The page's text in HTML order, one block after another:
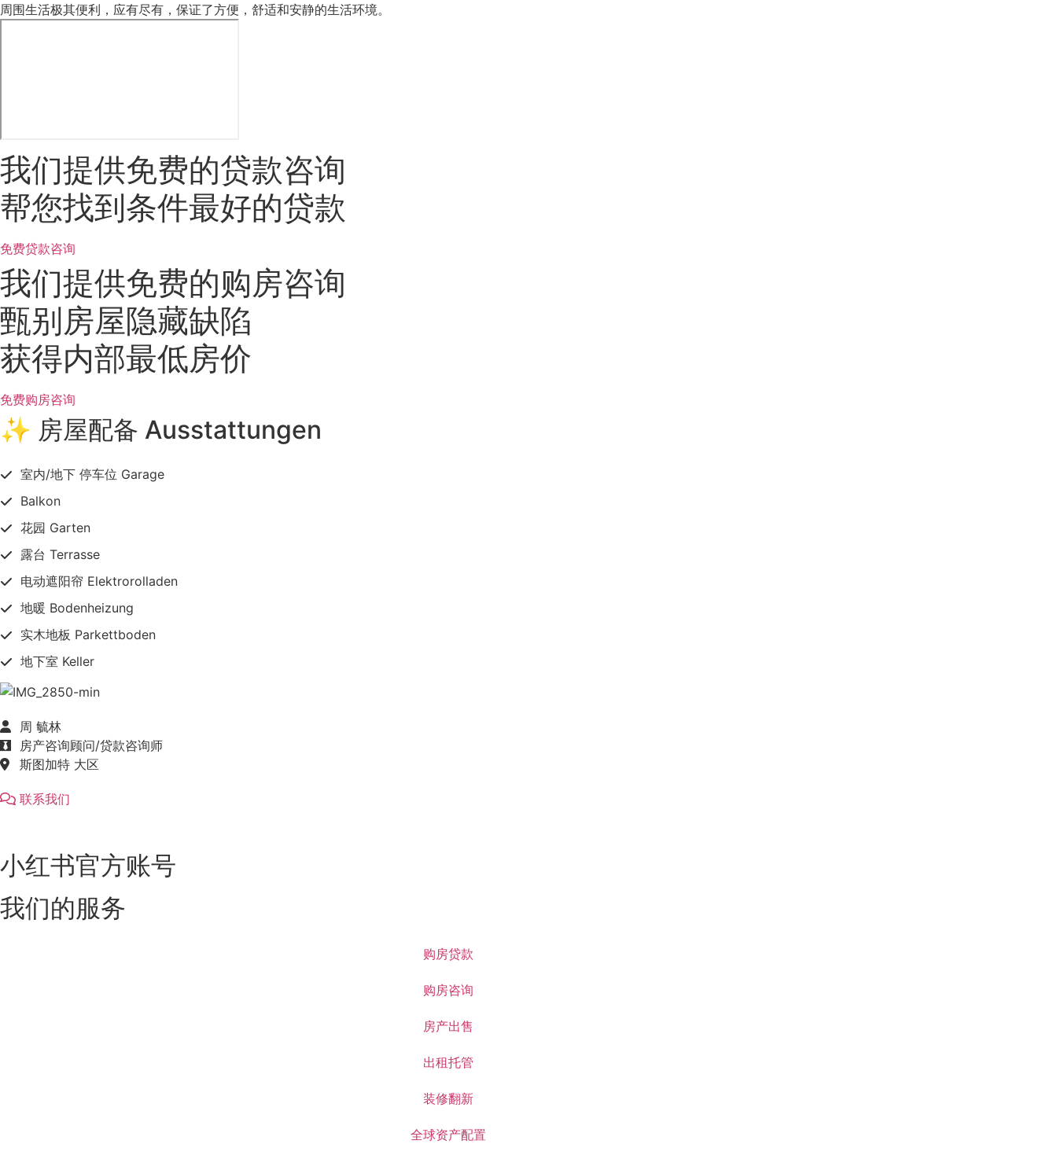
周围生活极其便利，应有尽有，保证了方便，舒适和安静的生活环境。
我们提供免费的贷款咨询
帮您找到条件最好的贷款
免费贷款咨询
我们提供免费的购房咨询
甄别房屋隐藏缺陷
获得内部最低房价
免费购房咨询
✨ 房屋配备 Ausstattungen
室内/地下 停车位 Garage
Balkon
花园 Garten
露台 Terrasse
电动遮阳帘 Elektrorolladen
地暖 Bodenheizung
实木地板 Parkettboden
地下室 Keller
周 毓林
房产咨询顾问/贷款咨询师
斯图加特 大区
联系我们
小红书官方账号
我们的服务
购房贷款
购房咨询
房产出售
出租托管
装修翻新
全球资产配置